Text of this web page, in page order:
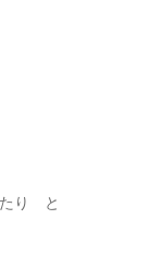
たり と